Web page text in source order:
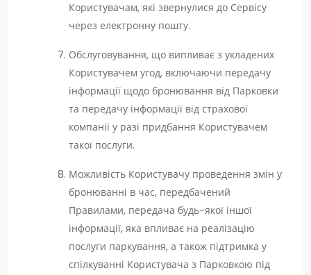
Користувачам, які звернулися до Сервісу
через електронну пошту.
Обслуговування, що випливає з укладених
Користувачем угод, включаючи передачу
інформації щодо бронювання від Парковки
та передачу інформації від страхової
компанії у разі придбання Користувачем
такої послуги.
Можливість Користувачу проведення змін у
бронюванні в час, передбачений
Правилами, передача будь-якої іншої
інформації, яка впливає на реалізацію
послуги паркування, а також підтримка у
спілкуванні Користувача з Парковкою під